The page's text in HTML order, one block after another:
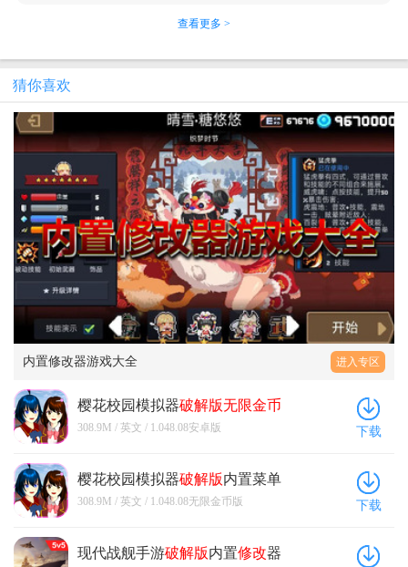
查看更多 >
猜你喜欢
内置修改器游戏大全 进入专区
樱花校园模拟器破解版无限金币
(SAKURA SchoolSimulator) 1.048.08
308.9M / 英文 / 1.048.08安卓版 下载
樱花校园模拟器破解版内置菜单
(SAKURA SchoolSimulator) 1.048.08
308.9M / 英文 / 1.048.08无限金币版 下载
现代战舰手游破解版内置修改器